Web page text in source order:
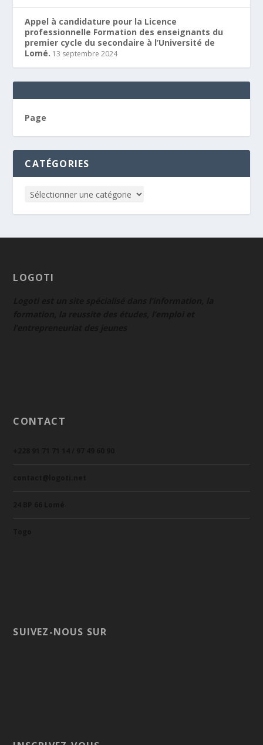
Appel à candidature pour la Licence
professionnelle Formation des enseignants du
premier cycle du secondaire à l’Université de
Lomé. 13 septembre 2024
Page
CATÉGORIES
LOGOTI
CONTACT
SUIVEZ-NOUS SUR